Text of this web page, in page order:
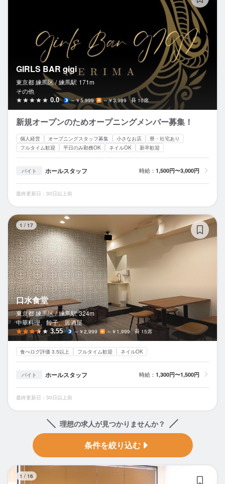
GIRLS BAR gigi
東京都 練馬区 / 練馬駅 171m
その他
0.0 ～￥5,999 ～￥3,999 10席
新規オープンのためオープニングメンバー募集！
個人経営 オープニングスタッフ募集 小さなお店
寮・社宅あり
フルタイム歓迎
平日のみ勤務OK ネイルOK 新卒歓迎
バイト ホールスタッフ 時給： 1,500円〜3,000円
最終更新日：30日以上前
1 / 17
口水食堂
東京都 練馬区 / 練馬駅 324m
中華料理、餃子、居酒屋
3.55 ～￥2,999 ～￥1,999 15席
食べログ評価 3.5以上 フルタイム歓迎 ネイルOK
バイト ホールスタッフ 時給： 1,300円〜1,500円
最終更新日：30日以上前
理想の求人が見つかりませんか？
条件を絞り込む
1 / 16